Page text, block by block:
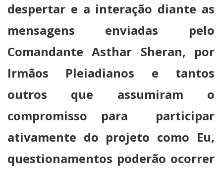
despertar e a interação diante as
mensagens enviadas pelo
Comandante Asthar Sheran, por
Irmãos Pleiadianos e tantos
outros que assumiram o
compromisso para participar
ativamente do projeto como Eu,
questionamentos poderão ocorrer